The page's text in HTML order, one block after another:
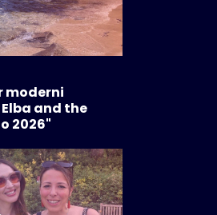
moderni
and the
2026"